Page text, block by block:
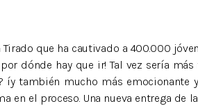
que ha cautivado a 400.000
dónde hay que ir! Tal vez sería
también mucho más
el proceso. Una nueva entrega